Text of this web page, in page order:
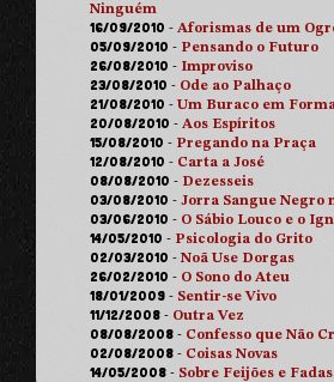
Ninguém
16/09/2010 -Aforismas de um
05/09/2010 - Pensando o Futuro
26/08/2010 - Improviso
23/08/2010 - Ode ao Palhaço
21/08/2010 -Um Buraco em
20/08/2010 -Aos Espíritos
15/08/2010 - Pregando na Praça
12/08/2010 - Carta a José
08/08/2010 - Dezesseis
03/08/2010 -Jorra Sangue Negro
03/06/2010 - O Sábio Louco e o
14/05/2010 - Psicologia do Grito
02/03/2010 -Noã Use Dorgas
26/02/2010 - O Sono do Ateu
18/01/2009 - Sentir-se Vivo
11/12/2008 - Outra Vez
08/08/2008 - Confesso que Não
02/08/2008 - Coisas Novas
14/05/2008 - Sobre Feijões e Fadas